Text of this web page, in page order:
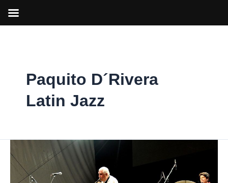
Paquito D´Rivera
Latin Jazz
D’Rivera